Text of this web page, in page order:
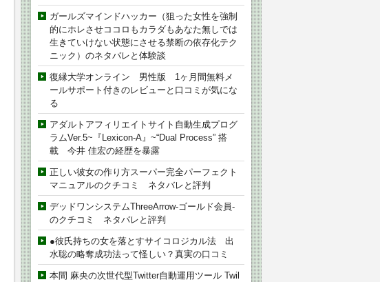
ガールズマインドハッカー（狙った女性を強制
的にホレさせココロもカラダもあなた無しでは
生きていけない状態にさせる禁断の依存化テク
ニック）のネタバレと体験談
復縁大学オンライン 男性版 1ヶ月間無料メ
ールサポート付きのレビューと口コミが気にな
る
アダルトアフィリエイトサイト自動生成プログ
ラムVer.5~『Lexicon-A』~“Dual Process” 搭
載 今井 佳宏の経歴を暴露
正しい彼女の作り方スーパー完全パーフェクト
マニュアルのクチコミ ネタバレと評判
デッドワンシステムThreeArrow-ゴールド会員-
のクチコミ ネタバレと評判
●彼氏持ちの女を落とすサイコロジカル法 出
水聡の略奪成功法って怪しい？真実の口コミ
本間 麻央の次世代型Twitter自動運用ツール Twil